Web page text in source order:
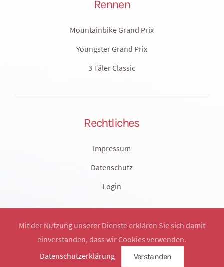
Rennen
Mountainbike Grand Prix
Youngster Grand Prix
3 Täler Classic
Rechtliches
Impressum
Datenschutz
Login
Mit der Nutzung unserer Dienste erklären Sie sich damit
einverstanden, dass wir Cookies verwenden.
Datenschutzerklärung
Verstanden